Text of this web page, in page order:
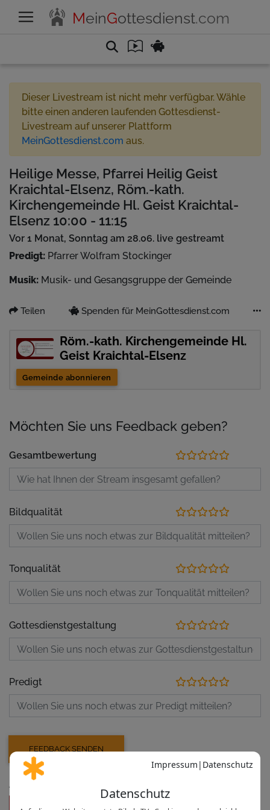
MeinGottesdienst.com
Dieser Livestream ist nicht mehr verfügbar. Wähle
bitte einen anderen laufenden Gottesdienst-
Livestream auf unserer Plattform
MeinGottesdienst.com aus.
Heilige Messe, Pfarrei Heilig Geist
Kraichtal-Elsenz, Röm.-kath.
Kirchengemeinde Hl. Geist Kraichtal-
Elsenz 10:00 - 11:15
Vor 1 Monat, Sonntag am 28.06. live gestreamt
Predigt: Pfarrer Wolfram Stockinger
Musik: Musik- und Gesangsgruppe der Gemeinde
Teilen Spenden für MeinGottesdienst.com
Röm.-kath. Kirchengemeinde Hl.
Geist Kraichtal-Elsenz
Gemeinde abonnieren
Möchten Sie uns Feedback geben?
Gesamtbewertung
Bildqualität
Tonqualität
Gottesdienstgestaltung
Predigt
Aufzeichnung der letzten Veranstaltungen
Open Air Gottesdienst, Pfarrei